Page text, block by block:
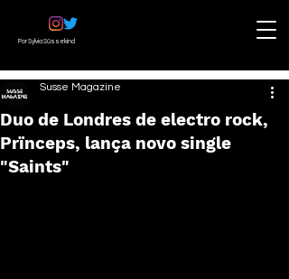
Por Sylvia Süssekind
Duo de Londres de electro rock,
Prïnceps, lança novo single
"Saints"
Susse Magazine